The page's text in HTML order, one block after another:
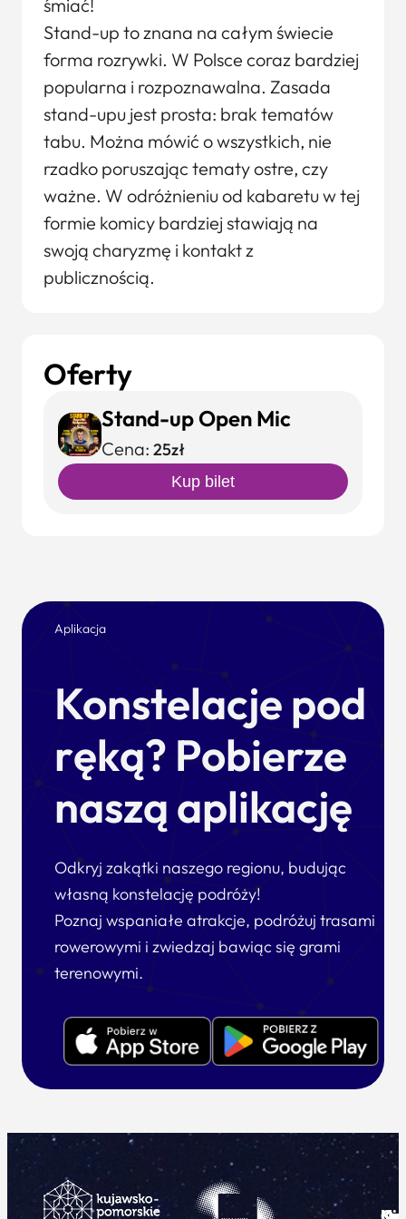
śmiać!
Stand-up to znana na całym świecie
forma rozrywki. W Polsce coraz bardziej
popularna i rozpoznawalna. Zasada
stand-upu jest prosta: brak tematów
tabu. Można mówić o wszystkich, nie
rzadko poruszając tematy ostre, czy
ważne. W odróżnieniu od kabaretu w tej
formie komicy bardziej stawiają na
swoją charyzmę i kontakt z
publicznością.
Oferty
Stand-up Open Mic
Cena: 25zł
Kup bilet
Aplikacja
Konstelacje pod
ręką? Pobierze
naszą aplikację
Odkryj zakątki naszego regionu, budując
własną konstelację podróży!
Poznaj wspaniałe atrakcje, podróżuj trasami
rowerowymi i zwiedzaj bawiąc się grami
terenowymi.